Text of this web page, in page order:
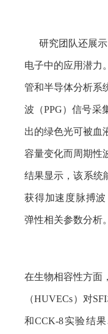
研究团队还展示
电子中的应用潜力
管和半导体分析系
波（PPG）信号采
出的绿色光可被血
容量变化而周期性
结果显示，该系统
获得加速度脉搏波
弹性相关参数分析。
在生物相容性方面
（HUVECs）对SFI
和CCK-8实验结果